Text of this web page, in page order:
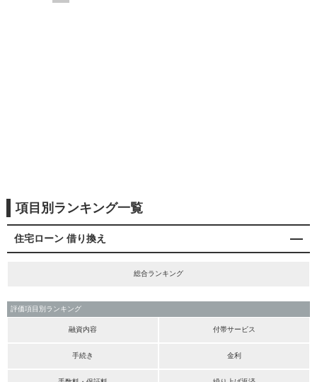
項目別ランキング一覧
住宅ローン 借り換え
総合ランキング
評価項目別ランキング
融資内容 付帯サービス
手続き 金利